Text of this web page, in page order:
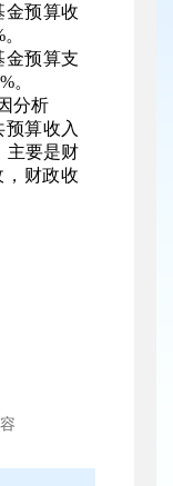
金预算收
金预算支
。
分析
预算收入
主要是财
财政收